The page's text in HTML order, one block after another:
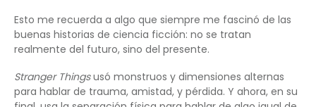
Esto me recuerda a algo que siempre me fascinó de las
buenas historias de ciencia ficción: no se tratan
realmente del futuro, sino del presente.
Stranger Thingsusó monstruos y dimensiones alternas
para hablar de trauma, amistad, y pérdida. Y ahora, en su